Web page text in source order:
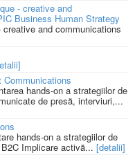
- creative and
Business Human Strategy
and communications
hands-on a strategiilor de
de presă, interviuri,...
hands-on a strategiilor de
Implicare activă... [detalii]